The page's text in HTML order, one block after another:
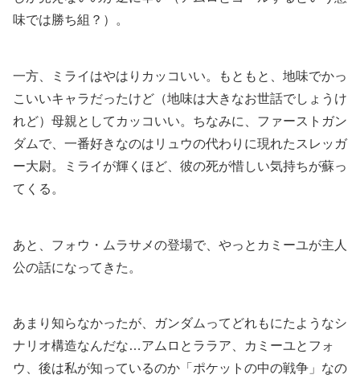
味では勝ち組？）。
一方、ミライはやはりカッコいい。もともと、地味でかっ
こいいキャラだったけど（地味は大きなお世話でしょうけ
れど）母親としてカッコいい。ちなみに、ファーストガン
ダムで、一番好きなのはリュウの代わりに現れたスレッガ
ー大尉。ミライが輝くほど、彼の死が惜しい気持ちが蘇っ
てくる。
あと、フォウ・ムラサメの登場で、やっとカミーユが主人
公の話になってきた。
あまり知らなかったが、ガンダムってどれもにたようなシ
ナリオ構造なんだな…アムロとララア、カミーユとフォ
ウ、後は私が知っているのか「ポケットの中の戦争」なの